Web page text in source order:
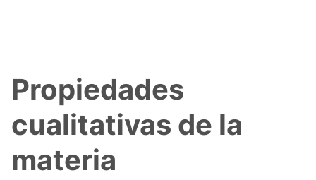
Propiedades
cualitativas de la
materia